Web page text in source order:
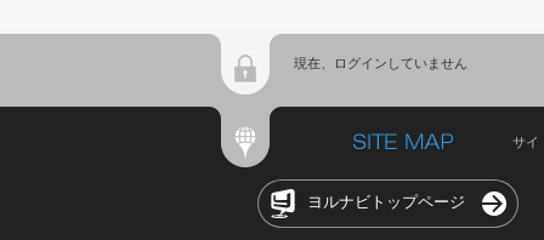
現在、ログインしていません
サイ
ヨルナビトップページ